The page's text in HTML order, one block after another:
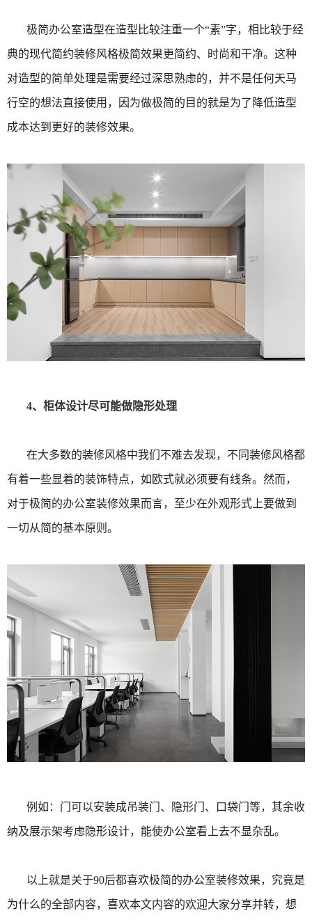
极简办公室造型在造型比较注重一个“素”字，相比较于经
典的现代简约装修风格极简效果更简约、时尚和干净。这种
对造型的简单处理是需要经过深思熟虑的，并不是任何天马
行空的想法直接使用，因为做极简的目的就是为了降低造型
成本达到更好的装修效果。
4、柜体设计尽可能做隐形处理
在大多数的装修风格中我们不难去发现，不同装修风格都
有着一些显着的装饰特点，如欧式就必须要有线条。然而，
对于极简的办公室装修效果而言，至少在外观形式上要做到
一切从简的基本原则。
例如：门可以安装成吊装门、隐形门、口袋门等，其余收
纳及展示架考虑隐形设计，能使办公室看上去不显杂乱。
以上就是关于90后都喜欢极简的办公室装修效果，究竟是
为什么的全部内容，喜欢本文内容的欢迎大家分享并转，想